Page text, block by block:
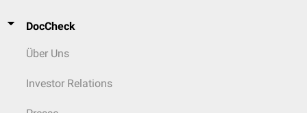
DocCheck
Über Uns
Investor Relations